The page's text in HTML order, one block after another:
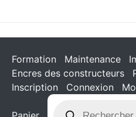
Formation Maintenance
Encres des constructeurs
Inscription
Connexion